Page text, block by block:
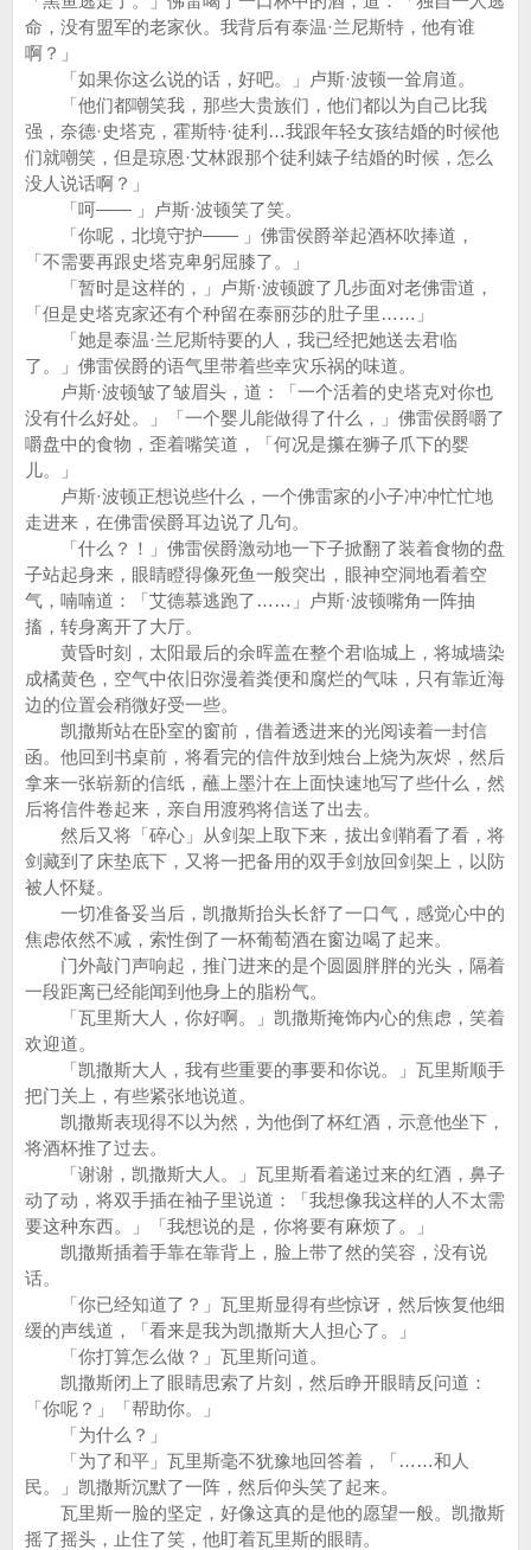
命，没有盟军的老家伙。我背后有泰温·兰尼斯特，他有谁
啊？」
「如果你这么说的话，好吧。」卢斯·波顿一耸肩道。
「他们都嘲笑我，那些大贵族们，他们都以为自己比我
强，奈德·史塔克，霍斯特·徒利…我跟年轻女孩结婚的时候他
们就嘲笑，但是琼恩·艾林跟那个徒利婊子结婚的时候，怎么
没人说话啊？」
「呵—— 」卢斯·波顿笑了笑。
「你呢，北境守护—— 」佛雷侯爵举起酒杯吹捧道，
「不需要再跟史塔克卑躬屈膝了。」
「暂时是这样的，」卢斯·波顿踱了几步面对老佛雷道，
「但是史塔克家还有个种留在泰丽莎的肚子里……」
「她是泰温·兰尼斯特要的人，我已经把她送去君临
了。」佛雷侯爵的语气里带着些幸灾乐祸的味道。
卢斯·波顿皱了皱眉头，道：「一个活着的史塔克对你也
没有什么好处。」「一个婴儿能做得了什么，」佛雷侯爵嚼了
嚼盘中的食物，歪着嘴笑道，「何况是攥在狮子爪下的婴
儿。」
卢斯·波顿正想说些什么，一个佛雷家的小子冲冲忙忙地
走进来，在佛雷侯爵耳边说了几句。
「什么？！」佛雷侯爵激动地一下子掀翻了装着食物的盘
子站起身来，眼睛瞪得像死鱼一般突出，眼神空洞地看着空
气，喃喃道：「艾德慕逃跑了……」卢斯·波顿嘴角一阵抽
搐，转身离开了大厅。
黄昏时刻，太阳最后的余晖盖在整个君临城上，将城墙染
成橘黄色，空气中依旧弥漫着粪便和腐烂的气味，只有靠近海
边的位置会稍微好受一些。
凯撒斯站在卧室的窗前，借着透进来的光阅读着一封信
函。他回到书桌前，将看完的信件放到烛台上烧为灰烬，然后
拿来一张崭新的信纸，蘸上墨汁在上面快速地写了些什么，然
后将信件卷起来，亲自用渡鸦将信送了出去。
然后又将「碎心」从剑架上取下来，拔出剑鞘看了看，将
剑藏到了床垫底下，又将一把备用的双手剑放回剑架上，以防
被人怀疑。
一切准备妥当后，凯撒斯抬头长舒了一口气，感觉心中的
焦虑依然不减，索性倒了一杯葡萄酒在窗边喝了起来。
门外敲门声响起，推门进来的是个圆圆胖胖的光头，隔着
一段距离已经能闻到他身上的脂粉气。
「瓦里斯大人，你好啊。」凯撒斯掩饰内心的焦虑，笑着
欢迎道。
「凯撒斯大人，我有些重要的事要和你说。」瓦里斯顺手
把门关上，有些紧张地说道。
凯撒斯表现得不以为然，为他倒了杯红酒，示意他坐下，
将酒杯推了过去。
「谢谢，凯撒斯大人。」瓦里斯看着递过来的红酒，鼻子
动了动，将双手插在袖子里说道：「我想像我这样的人不太需
要这种东西。」「我想说的是，你将要有麻烦了。」
凯撒斯插着手靠在靠背上，脸上带了然的笑容，没有说
话。
「你已经知道了？」瓦里斯显得有些惊讶，然后恢复他细
缓的声线道，「看来是我为凯撒斯大人担心了。」
「你打算怎么做？」瓦里斯问道。
凯撒斯闭上了眼睛思索了片刻，然后睁开眼睛反问道：
「你呢？」「帮助你。」
「为什么？」
「为了和平」瓦里斯毫不犹豫地回答着，「……和人
民。」凯撒斯沉默了一阵，然后仰头笑了起来。
瓦里斯一脸的坚定，好像这真的是他的愿望一般。凯撒斯
摇了摇头，止住了笑，他盯着瓦里斯的眼睛。